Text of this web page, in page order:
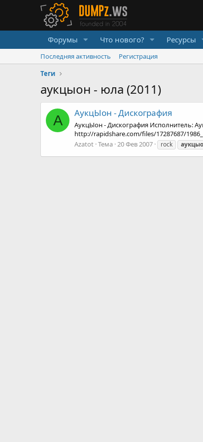
Форумы Что нового? Ресурсы
Последняя активность
Регистрация
Теги
аукцыон - юла (2011)
A АукцЫон - Дискография
АукцЫон - Дискография Исполнитель:
http://rapidshare.com/files/17287687/
Azatot Тема 20 Фев 2007 rock